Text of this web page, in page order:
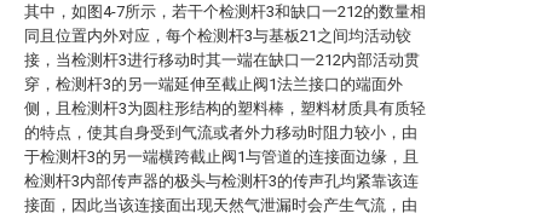
其中，如图4-7所示，若干个检测杆3和缺口一212的数量相
同且位置内外对应，每个检测杆3与基板21之间均活动铰
接，当检测杆3进行移动时其一端在缺口一212内部活动贯
穿，检测杆3的另一端延伸至截止阀1法兰接口的端面外
侧，且检测杆3为圆柱形结构的塑料棒，塑料材质具有质轻
的特点，使其自身受到气流或者外力移动时阻力较小，由
于检测杆3的另一端横跨截止阀1与管道的连接面边缘，且
检测杆3内部传声器的极头与检测杆3的传声孔均紧靠该连
接面，因此当该连接面出现天然气泄漏时会产生气流，由